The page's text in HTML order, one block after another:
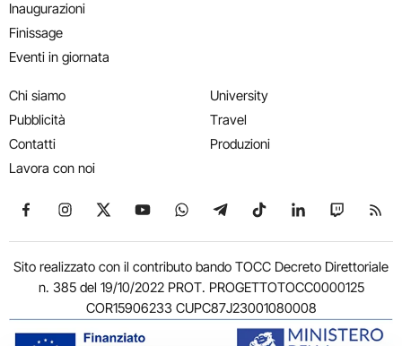
Inaugurazioni
Finissage
Eventi in giornata
Chi siamo
Pubblicità
Contatti
Lavora con noi
University
Travel
Produzioni
Seguici su Facebook
Seguici su Instagram
Seguici su X
Seguici su YouTube
Seguici su WhatsApp
Seguici su Telegram
Seguici su TikTok
Seguici su
Seguici
Sito realizzato con il contributo bando TOCC Decreto Direttoriale
n. 385 del 19/10/2022 PROT. PROGETTOTOCC0000125
COR15906233 CUPC87J23001080008